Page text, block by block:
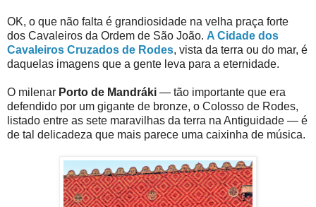
OK, o que não falta é grandiosidade na velha praça forte
dos Cavaleiros da Ordem de São João. A Cidade dos
Cavaleiros Cruzados de Rodes, vista da terra ou do mar, é
daquelas imagens que a gente leva para a eternidade.
O milenar Porto de Mandráki — tão importante que era
defendido por um gigante de bronze, o Colosso de Rodes,
listado entre as sete maravilhas da terra na Antiguidade — é
de tal delicadeza que mais parece uma caixinha de música.